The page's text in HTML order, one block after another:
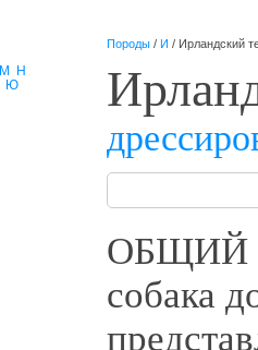
М
Н
Ю
Породы /И / Ирландский
ОБЩИЙ
собака